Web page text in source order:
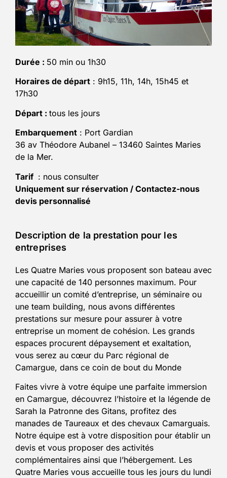
Durée : 50 min ou 1h30
Horaires de départ : 9h15, 11h, 14h, 15h45 et
17h30
Départ : tous les jours
Embarquement : Port Gardian
36 av Théodore Aubanel – 13460 Saintes Maries
de la Mer.
Tarif : nous consulter
Uniquement sur réservation / Contactez-nous
devis personnalisé
Description de la prestation pour les
entreprises
Les Quatre Maries vous proposent son bateau avec
une capacité de 140 personnes maximum. Pour
accueillir un comité d’entreprise, un séminaire ou
une team building, nous avons différentes
prestations sur mesure pour assurer à votre
entreprise un moment de cohésion. Les grands
espaces procurent dépaysement et exaltation,
vous serez au cœur du Parc régional de
Camargue, dans ce coin de bout du Monde
Faites vivre à votre équipe une parfaite immersion
en Camargue, découvrez l’histoire et la légende de
Sarah la Patronne des Gitans, profitez des
manades de Taureaux et des chevaux Camarguais.
Notre équipe est à votre disposition pour établir un
devis et vous proposer des activités
complémentaires ainsi que l’hébergement. Les
Quatre Maries vous accueille tous les jours du lundi